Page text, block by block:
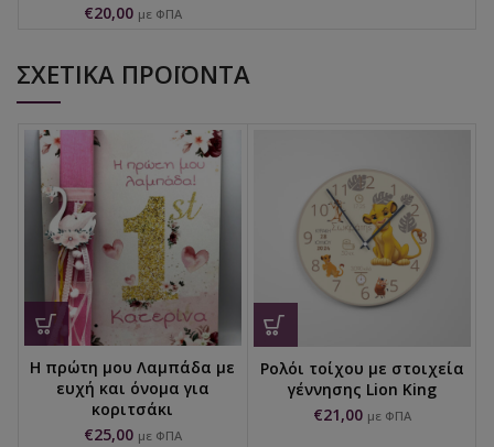
€20,00 με ΦΠΑ
ΣΧΕΤΙΚΆ ΠΡΟΪΌΝΤΑ
Η πρώτη μου Λαμπάδα με
ευχή και όνομα για
κοριτσάκι
€25,00 με ΦΠΑ
Ρολόι τοίχου με στοιχεία
γέννησης Lion King
€21,00 με ΦΠΑ